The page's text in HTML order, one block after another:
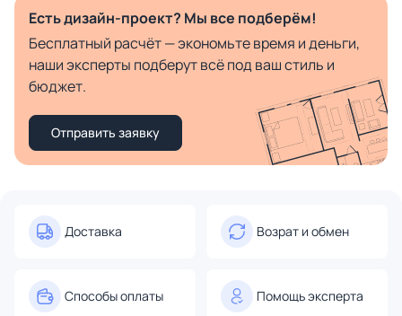
Есть дизайн-проект? Мы все подберём!
Бесплатный расчёт — экономьте время и деньги,
наши эксперты подберут всё под ваш стиль и
бюджет.
Отправить заявку
Доставка Возрат и обмен
Способы оплаты Помощь эксперта